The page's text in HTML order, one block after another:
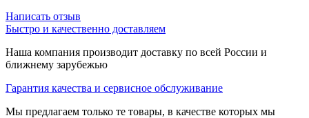
Написать отзыв
Быстро и качественно доставляем
Наша компания производит доставку по всей России и
ближнему зарубежью
Гарантия качества и сервисное обслуживание
Мы предлагаем только те товары, в качестве которых мы